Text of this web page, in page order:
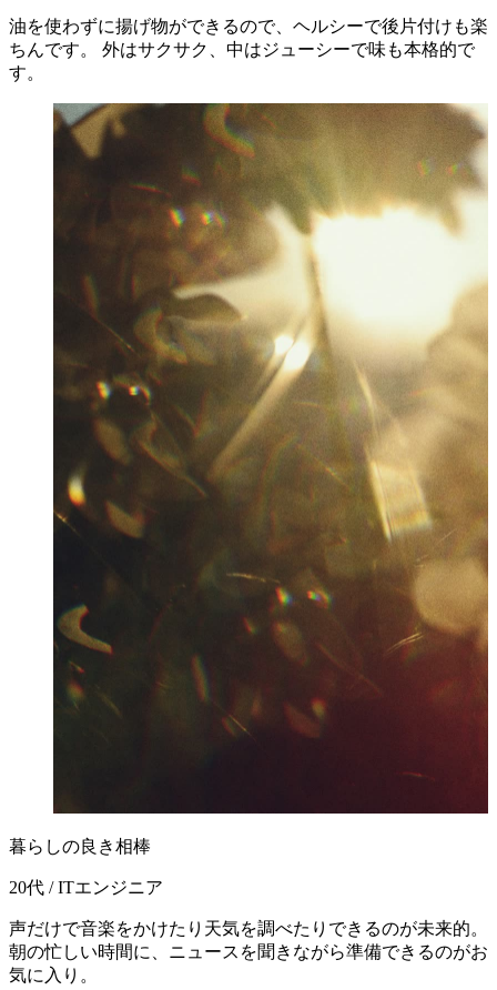
油を使わずに揚げ物ができるので、ヘルシーで後片付けも楽
ちんです。 外はサクサク、中はジューシーで味も本格的で
す。
暮らしの良き相棒
20代 / ITエンジニア
声だけで音楽をかけたり天気を調べたりできるのが未来的。
朝の忙しい時間に、ニュースを聞きながら準備できるのがお
気に入り。